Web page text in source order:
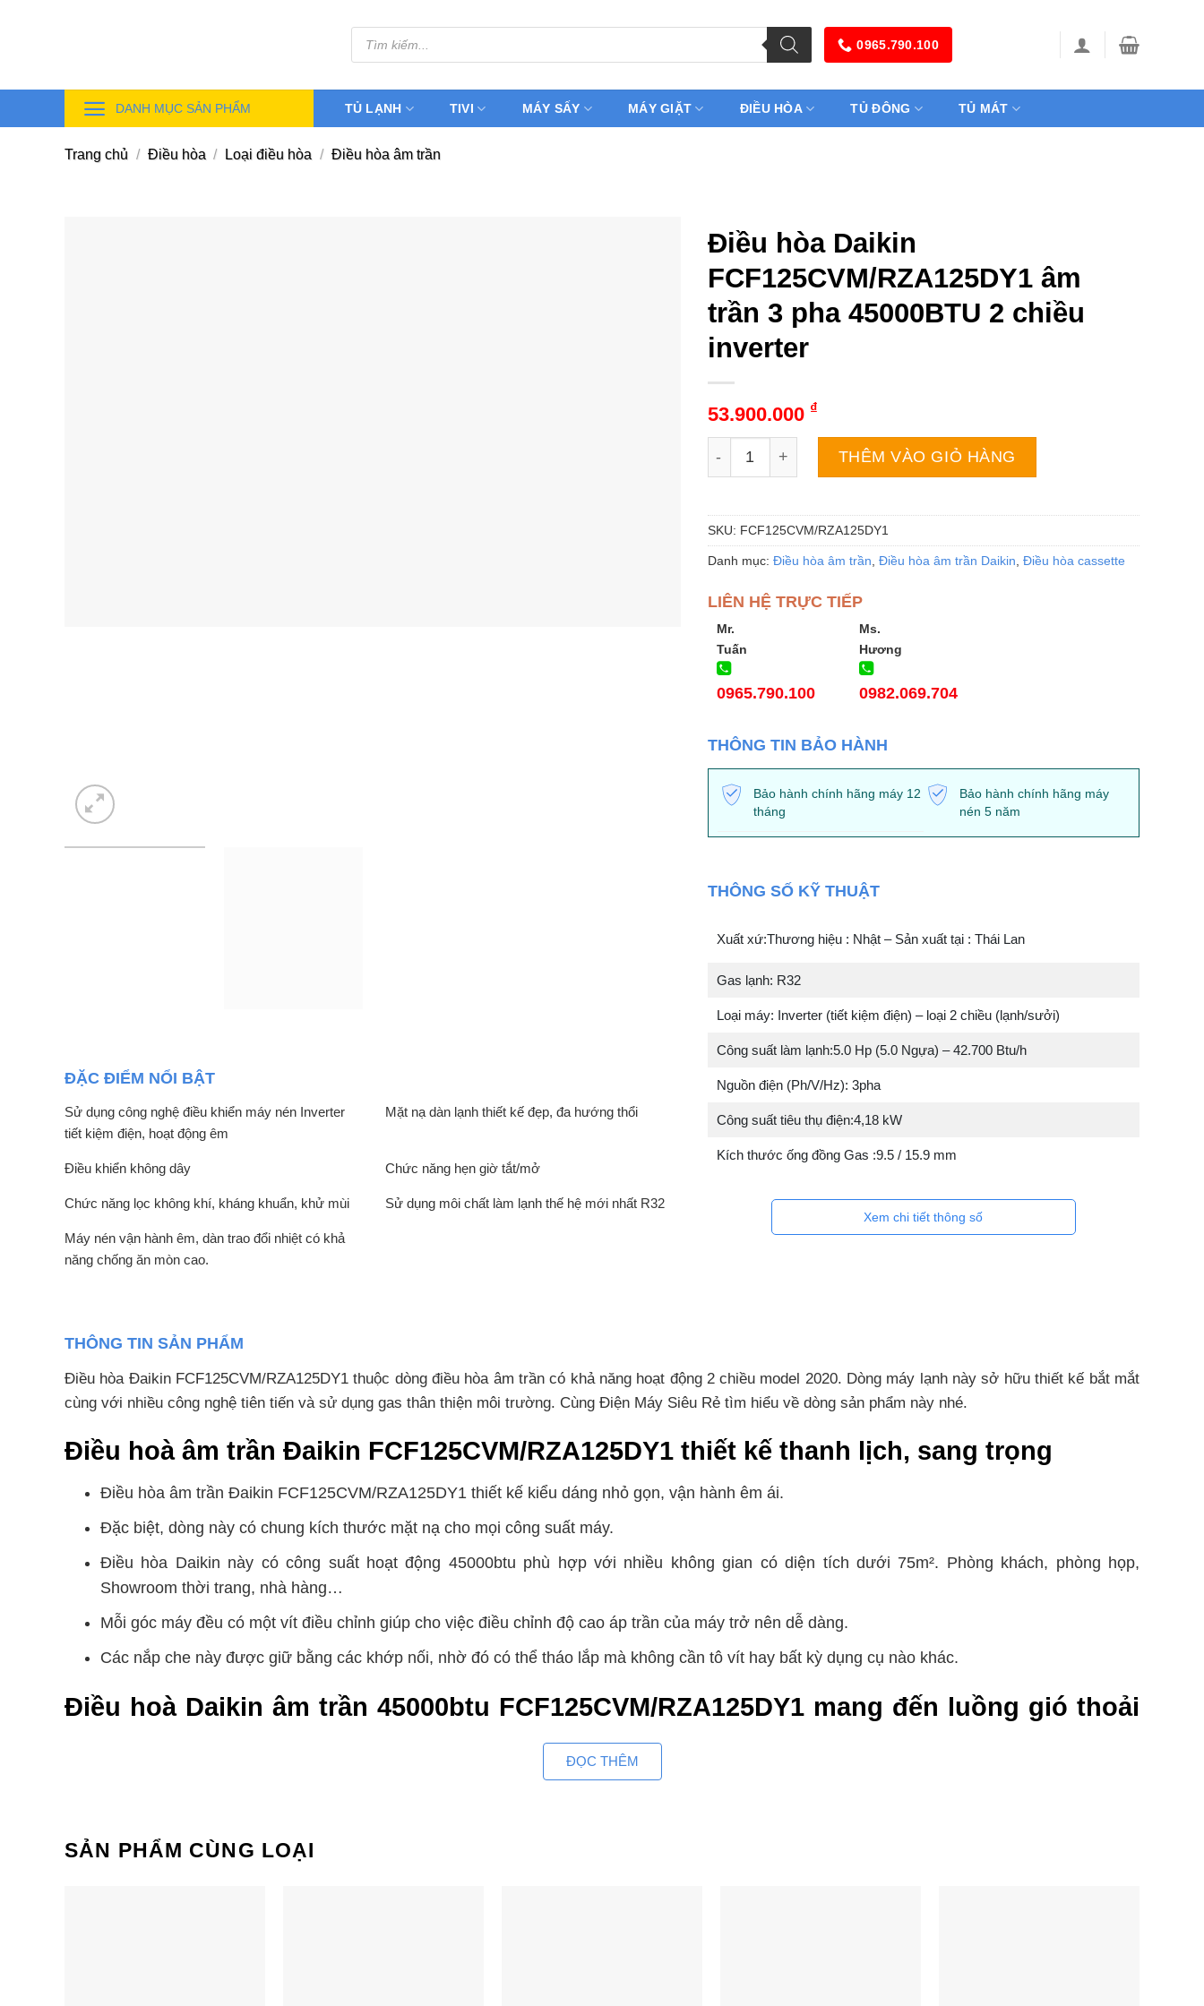
Tìm
kiếm
sản
0965.790.100
DANH MỤC SẢN PHẨM TỦ LẠNH TIVI MÁY SẤY MÁY GIẶT ĐIỀU HÒA TỦ ĐÔNG TỦ MÁT
Trang chủ / Điều hòa / Loại điều hòa / Điều hòa âm trần
ĐẶC ĐIỂM NỔI BẬT
Sử dụng công nghệ điều khiển máy nén Inverter
tiết kiệm điện, hoạt động êm
Mặt nạ dàn lạnh thiết kế đẹp, đa hướng thổi
Điều khiển không dây Chức năng hẹn giờ tắt/mở
Chức năng lọc không khí, kháng khuẩn, khử mùi Sử dụng môi chất làm lạnh thế hệ mới nhất R32
Máy nén vận hành êm, dàn trao đổi nhiệt có khả
năng chống ăn mòn cao.
Điều hòa Daikin
FCF125CVM/RZA125DY1 âm
trần 3 pha 45000BTU 2 chiều
inverter
53.900.000 ₫
Điều hòa Daikin FCF125CVM/RZA125DY1 âm trần 3 pha 45000BTU 2
THÊM VÀO GIỎ HÀNG
SKU: FCF125CVM/RZA125DY1
Danh mục: Điều hòa âm trần Điều hòa âm trần Daikin Điều hòa cassette
LIÊN HỆ TRỰC TIẾP
Mr.
Tuấn
0965.790.100
Ms.
Hương
0982.069.704
THÔNG TIN BẢO HÀNH
Bảo hành chính hãng máy 12
tháng
Bảo hành chính hãng máy
nén 5 năm
THÔNG SỐ KỸ THUẬT
Xuất xứ:Thương hiệu : Nhật – Sản xuất tại : Thái Lan
Gas lạnh: R32
Loại máy: Inverter (tiết kiệm điện) – loại 2 chiều (lạnh/sưởi)
Công suất làm lạnh:5.0 Hp (5.0 Ngựa) – 42.700 Btu/h
Nguồn điện (Ph/V/Hz): 3pha
Công suất tiêu thụ điện:4,18 kW
Kích thước ống đồng Gas :9.5 / 15.9 mm
Xem chi tiết thông số
THÔNG TIN SẢN PHẨM
Điều hòa Đaikin FCF125CVM/RZA125DY1 thuộc dòng điều hòa âm trần có khả năng hoạt động 2 chiều model 2020. Dòng máy lạnh này sở hữu thiết kế bắt mắt
cùng với nhiều công nghệ tiên tiến và sử dụng gas thân thiện môi trường. Cùng Điện Máy Siêu Rẻ tìm hiểu về dòng sản phẩm này nhé.
Điều hoà âm trần Đaikin FCF125CVM/RZA125DY1 thiết kế thanh lịch, sang trọng
Điều hòa âm trần Đaikin FCF125CVM/RZA125DY1 thiết kế kiểu dáng nhỏ gọn, vận hành êm ái.
Đặc biệt, dòng này có chung kích thước mặt nạ cho mọi công suất máy.
Điều hòa Daikin này có công suất hoạt động 45000btu phù hợp với nhiều không gian có diện tích dưới 75m². Phòng khách, phòng họp,
Showroom thời trang, nhà hàng…
Mỗi góc máy đều có một vít điều chỉnh giúp cho việc điều chỉnh độ cao áp trần của máy trở nên dễ dàng.
Các nắp che này được giữ bằng các khớp nối, nhờ đó có thể tháo lắp mà không cần tô vít hay bất kỳ dụng cụ nào khác.
Điều hoà Daikin âm trần 45000btu FCF125CVM/RZA125DY1 mang đến luồng gió thoải
Nhờ thiết kế 360 độ, điều hòa âm trần cassette FCF125CVM/RZA125DY1 có khả năng điều khiển luồng gió tuần hoàn khắp phòng.
giúp nhiệt độ cả phòng giảm xuống từ từ, đồng đều, không gây khó chịu
ĐỌC THÊM
SẢN PHẨM CÙNG LOẠI